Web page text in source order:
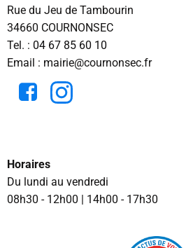
Rue du Jeu de Tambourin
34660 COURNONSEC
Tel. : 04 67 85 60 10
Email : mairie@cournonsec.fr
Horaires
Du lundi au vendredi
08h30 - 12h00 | 14h00 - 17h30